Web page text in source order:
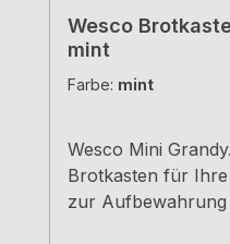
Wesco
mint
Farbe: mint
Wesco Mini
Brotkasten für
zur